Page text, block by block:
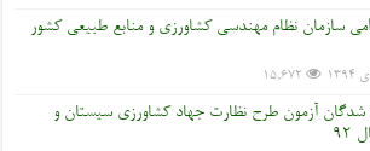
سازمان نظام مهندسی کشاورزی و منابع طبیعی کشور
15,672
شدگان آزمون طرح نظارت جهاد کشاورزی سیستان و